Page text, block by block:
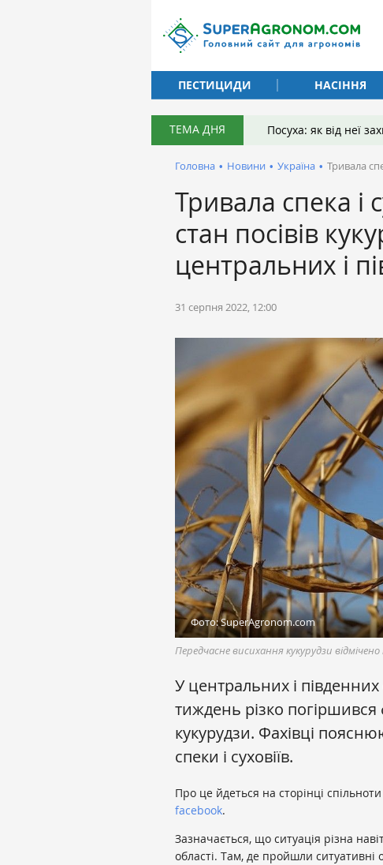
ПЕСТИЦИДИ
НАСІННЯ
ТЕМА ДНЯ Посуха: як від неї
Головна • Новини • Україна • Тривала
Тривала спека і
стан посівів
центральних і
31 серпня 2022, 12:00
Фото: SuperAgronom.com
Передчасне висихання кукурудзи
У центральних і
тиждень різко погіршився
кукурудзи. Фахівці
спеки і суховіїв.
Про це йдеться на сторінці
facebook.
Зазначається, що ситуація різна
області. Там, де пройшли ситуативні